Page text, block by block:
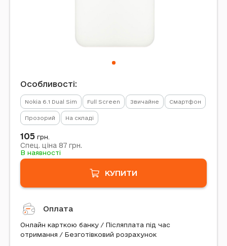
Особливості:
Nokia 6.1 Dual Sim Full Screen Звичайне Смартфон
Прозорий На складі
105 грн.
Спец. ціна 87 грн.
В наявності
КУПИТИ
Оплата
Онлайн карткою банку / Післяплата під час
отримання / Безготівковий розрахунок